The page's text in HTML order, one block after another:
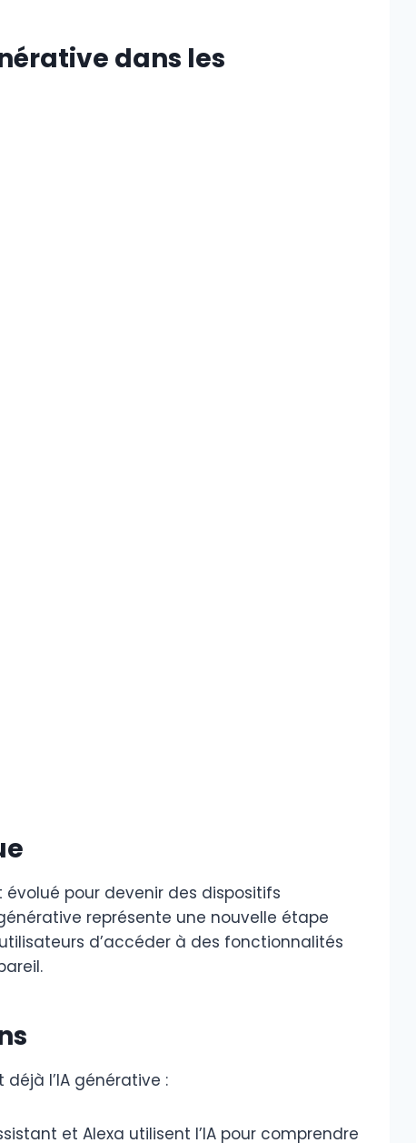
dans les
pour devenir des dispositifs
représente une nouvelle étape
d’accéder à des fonctionnalités
l’IA générative :
et Alexa utilisent l’IA pour comprendre